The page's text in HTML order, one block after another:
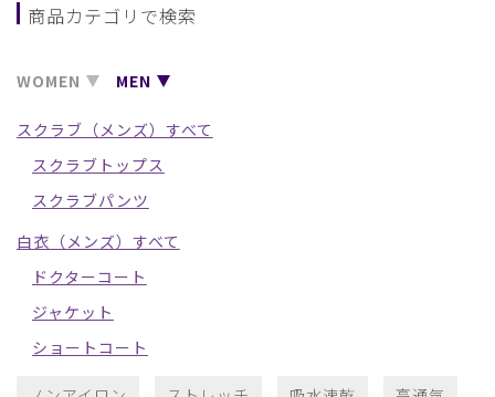
商品カテゴリで検索
WOMEN MEN
スクラブ（メンズ）すべて
スクラブトップス
スクラブパンツ
白衣（メンズ）すべて
ドクターコート
ジャケット
ショートコート